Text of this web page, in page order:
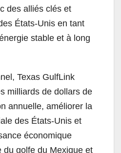
des alliés clés et
États-Unis en tant
stable et à long
Texas GulfLink
milliards de dollars de
annuelle, améliorer la
des États-Unis et
économique
du golfe du Mexique et